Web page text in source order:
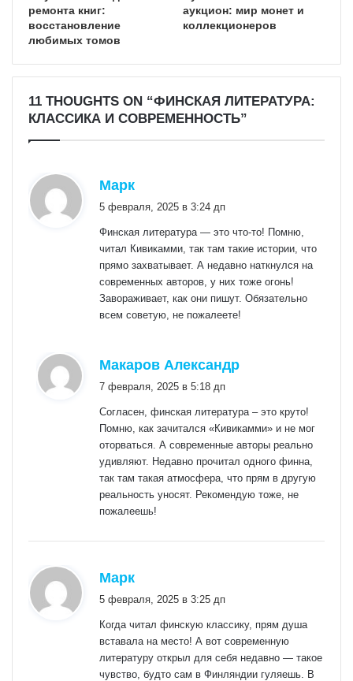
ремонта книг:
восстановление
любимых томов
аукцион: мир монет и
коллекционеров
11 THOUGHTS ON “ФИНСКАЯ ЛИТЕРАТУРА:
КЛАССИКА И СОВРЕМЕННОСТЬ”
Марк
5 февраля, 2025 в 3:24 дп
Финская литература — это что-то! Помню,
читал Кивикамми, так там такие истории, что
прямо захватывает. А недавно наткнулся на
современных авторов, у них тоже огонь!
Завораживает, как они пишут. Обязательно
всем советую, не пожалеете!
Макаров Александр
7 февраля, 2025 в 5:18 дп
Согласен, финская литература – это круто!
Помню, как зачитался «Кивикамми» и не мог
оторваться. А современные авторы реально
удивляют. Недавно прочитал одного финна,
так там такая атмосфера, что прям в другую
реальность уносят. Рекомендую тоже, не
пожалеешь!
Марк
5 февраля, 2025 в 3:25 дп
Когда читал финскую классику, прям душа
вставала на место! А вот современную
литературу открыл для себя недавно — такое
чувство, будто сам в Финляндии гуляешь. В